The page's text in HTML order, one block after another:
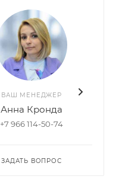
ВАШ МЕНЕДЖЕР
Анна Кронда
+7 966 114-50-74
ЗАДАТЬ ВОПРОС